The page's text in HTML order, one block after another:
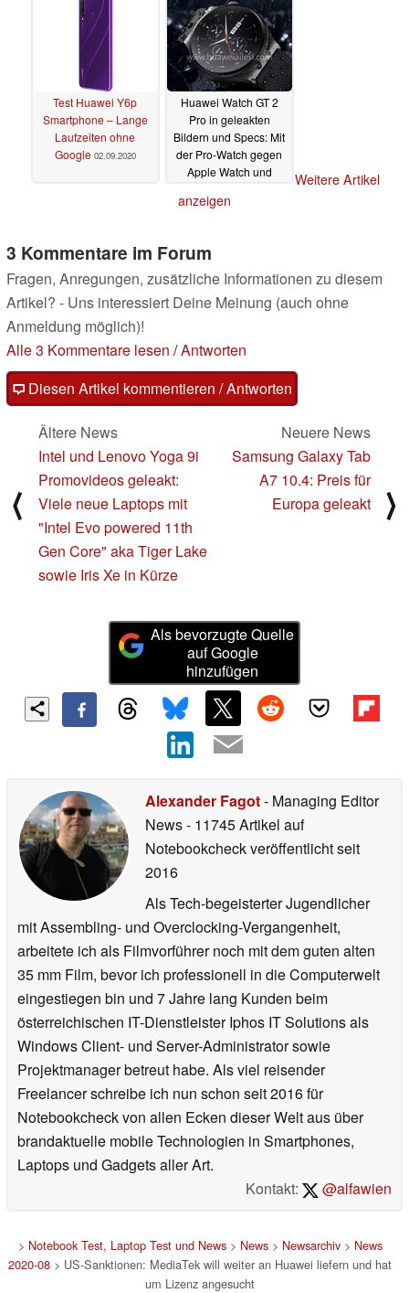
Test Huawei Y6p
Smartphone – Lange
Laufzeiten ohne
Google 02.09.2020
Huawei Watch GT 2
Pro in geleakten
Bildern und Specs: Mit
der Pro-Watch gegen
Apple Watch und
Watch29.08.2020
Weitere Artikel
anzeigen
3 Kommentare im Forum
Fragen, Anregungen, zusätzliche Informationen zu diesem
Artikel? - Uns interessiert Deine Meinung (auch ohne
Anmeldung möglich)!
Alle 3 Kommentare lesen /Antworten
Diesen Artikel kommentieren / Antworten
⟨
Ältere News
Intel und Lenovo Yoga 9i
Promovideos geleakt:
Viele neue Laptops mit
"Intel Evo powered 11th
Gen Core" aka Tiger Lake
sowie Iris Xe in Kürze
Neuere News
Samsung Galaxy Tab
A7 10.4: Preis für
Europa geleakt
⟩
Als bevorzugte Quelle
auf Google
hinzufügen
Alexander Fagot- Managing Editor
News- 11745 Artikel auf
Notebookcheck veröffentlichtseit
2016
Als Tech-begeisterter Jugendlicher
mit Assembling- und Overclocking-Vergangenheit,
arbeitete ich als Filmvorführer noch mit dem guten alten
35 mm Film, bevor ich professionell in die Computerwelt
eingestiegen bin und 7 Jahre lang Kunden beim
österreichischen IT-Dienstleister Iphos IT Solutions als
Windows Client- und Server-Administrator sowie
Projektmanager betreut habe. Als viel reisender
Freelancer schreibe ich nun schon seit 2016 für
Notebookcheck von allen Ecken dieser Welt aus über
brandaktuelle mobile Technologien in Smartphones,
Laptops und Gadgets aller Art.
Kontakt:
@alfawien
> Notebook Test, Laptop Test und News> News> Newsarchiv> News
2020-08 > US-Sanktionen: MediaTek will weiter an Huawei liefern und hat
um Lizenz angesucht